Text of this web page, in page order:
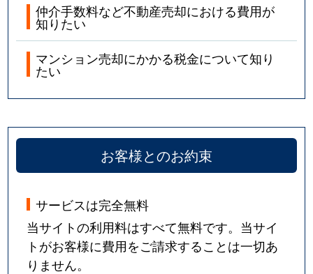
仲介手数料など不動産売却における費用が
知りたい
マンション売却にかかる税金について知り
たい
お客様とのお約束
サービスは完全無料
当サイトの利用料はすべて無料です。当サイ
トがお客様に費用をご請求することは一切あ
りません。